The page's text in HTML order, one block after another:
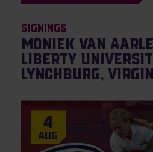
Signings
Moniek van
Liberty
Lynchburg,
4
Aug